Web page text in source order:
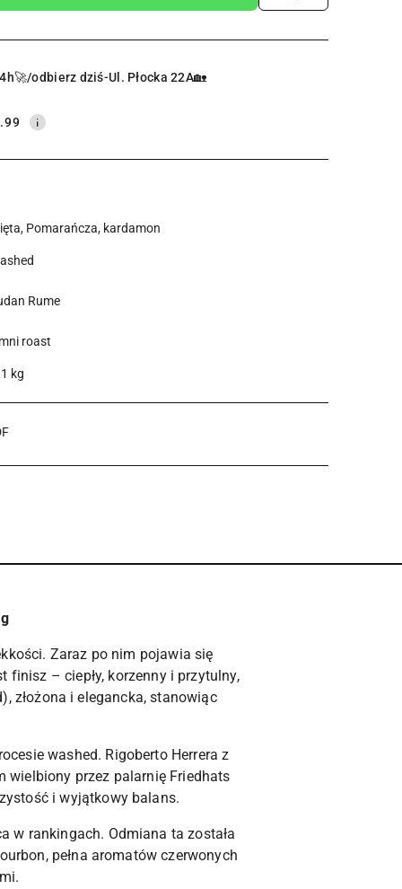
odbierz dziś-Ul. Płocka 22A🏡
Pomarańcza, kardamon
Rume
roast
kg
Zaraz po nim pojawia się
– ciepły, korzenny i przytulny,
złożona i elegancka, stanowiąc
washed. Rigoberto Herrera z
wielbiony przez palarnię Friedhats
i wyjątkowy balans.
w rankingach. Odmiana ta została
pełna aromatów czerwonych